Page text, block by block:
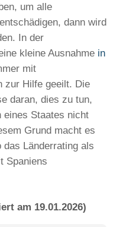
um alle
dann wird
In der
kleine Ausnahme in
mit
zur Hilfe geeilt. Die
daran, dies zu tun,
eines Staates nicht
Grund macht es
Länderrating als
Spaniens
am 19.01.2026)